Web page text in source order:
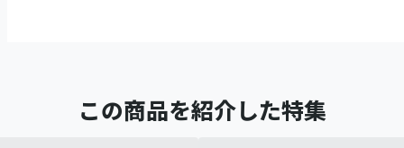
この商品を紹介した特集